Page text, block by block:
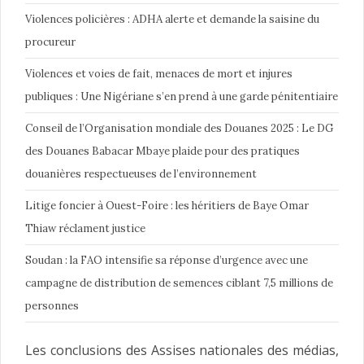
Violences policières : ADHA alerte et demande la saisine du
procureur
Violences et voies de fait, menaces de mort et injures
publiques : Une Nigériane s’en prend à une garde pénitentiaire
Conseil de l’Organisation mondiale des Douanes 2025 : Le DG
des Douanes Babacar Mbaye plaide pour des pratiques
douanières respectueuses de l’environnement
Litige foncier à Ouest-Foire : les héritiers de Baye Omar
Thiaw réclament justice
Soudan : la FAO intensifie sa réponse d’urgence avec une
campagne de distribution de semences ciblant 7,5 millions de
personnes
Les conclusions des Assises nationales des médias,